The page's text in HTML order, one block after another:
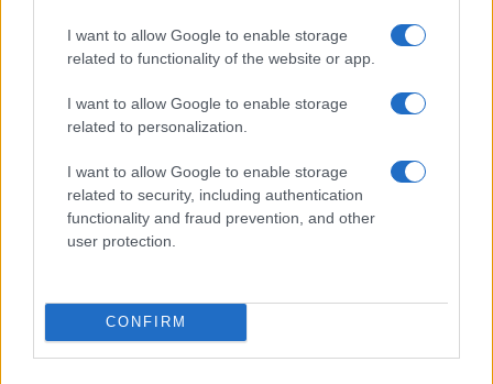
I want to allow Google to enable storage
related to functionality of the website or app.
I want to allow Google to enable storage
related to personalization.
I want to allow Google to enable storage
related to security, including authentication
functionality and fraud prevention, and other
user protection.
CONFIRM
L’evoluzione di Nintendo tra eredità creativa e
adattamento del modello di business
PIÙ LETTI